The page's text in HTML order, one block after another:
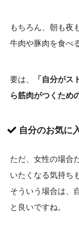
もちろん、朝も夜
牛肉や豚肉を食べ
要は、
「自分がス
ら筋肉がつくため
自分のお気に
ただ、女性の場合
いたくなる気持ち
そういう場合は、
と良いですね。